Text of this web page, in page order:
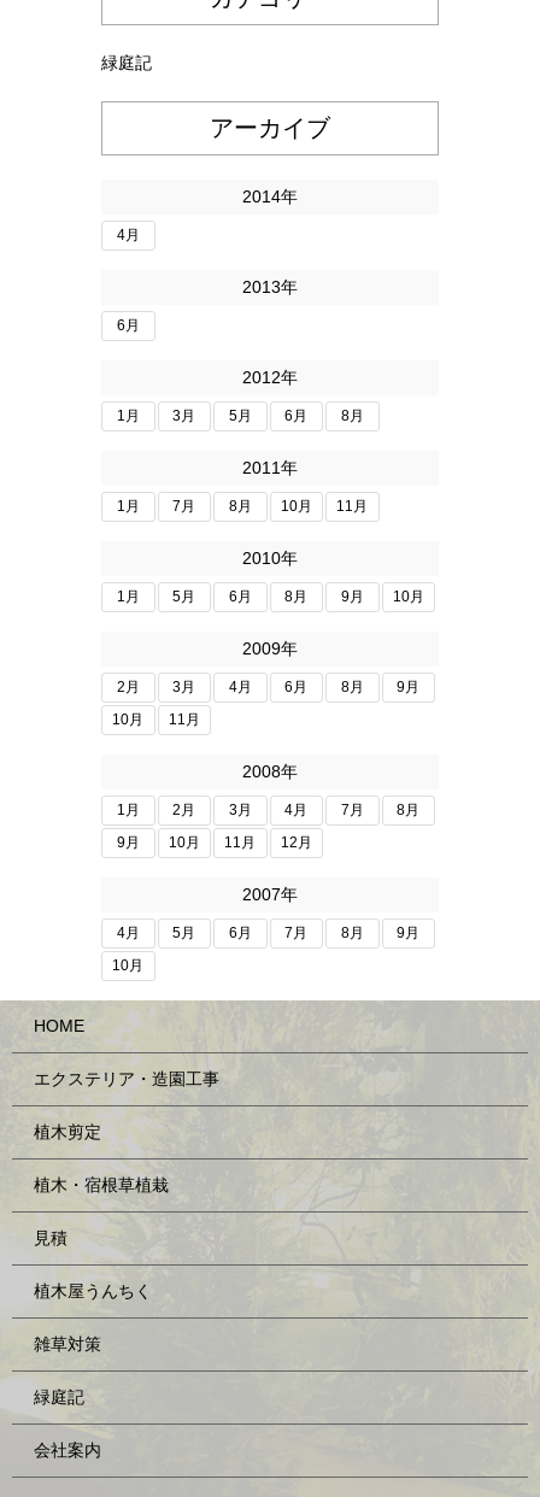
緑庭記
アーカイブ
2014年
4月
2013年
6月
2012年
1月 3月 5月 6月 8月
2011年
1月 7月 8月 10月 11月
2010年
1月 5月 6月 8月 9月 10月
2009年
2月 3月 4月 6月 8月
9月
10月
11月
2008年
1月 2月 3月 4月 7月
8月
9月
10月 11月 12月
2007年
4月 5月 6月 7月 8月
9月
10月
HOME
エクステリア・造園工事
植木剪定
植木・宿根草植栽
見積
植木屋うんちく
雑草対策
緑庭記
会社案内